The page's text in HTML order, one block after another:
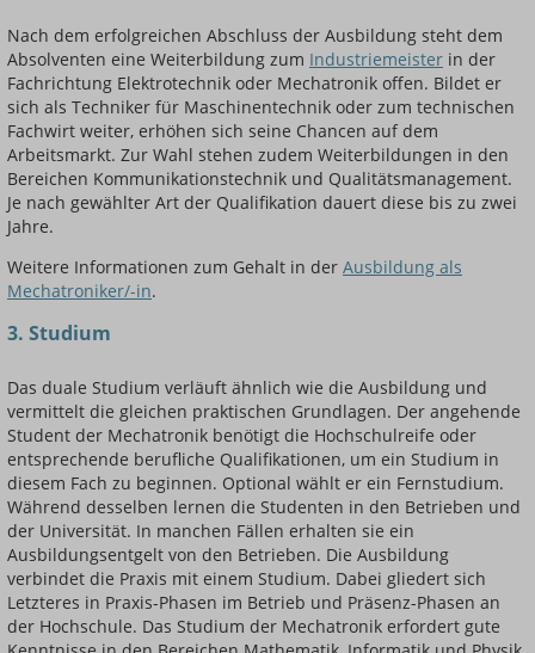
Nach dem erfolgreichen Abschluss der Ausbildung steht dem
Absolventen eine Weiterbildung zum Industriemeister in der
Fachrichtung Elektrotechnik oder Mechatronik offen. Bildet er
sich als Techniker für Maschinentechnik oder zum technischen
Fachwirt weiter, erhöhen sich seine Chancen auf dem
Arbeitsmarkt. Zur Wahl stehen zudem Weiterbildungen in den
Bereichen Kommunikationstechnik und Qualitätsmanagement.
Je nach gewählter Art der Qualifikation dauert diese bis zu zwei
Jahre.
Weitere Informationen zum Gehalt in der Ausbildung als
Mechatroniker/-in.
3. Studium
Das duale Studium verläuft ähnlich wie die Ausbildung und
vermittelt die gleichen praktischen Grundlagen. Der angehende
Student der Mechatronik benötigt die Hochschulreife oder
entsprechende berufliche Qualifikationen, um ein Studium in
diesem Fach zu beginnen. Optional wählt er ein Fernstudium.
Während desselben lernen die Studenten in den Betrieben und
der Universität. In manchen Fällen erhalten sie ein
Ausbildungsentgelt von den Betrieben. Die Ausbildung
verbindet die Praxis mit einem Studium. Dabei gliedert sich
Letzteres in Praxis-Phasen im Betrieb und Präsenz-Phasen an
der Hochschule. Das Studium der Mechatronik erfordert gute